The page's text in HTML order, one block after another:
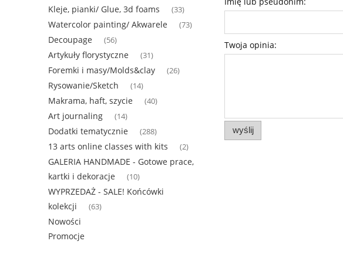
Kleje, pianki/ Glue, 3d foams (33)
Watercolor painting/ Akwarele (73)
Decoupage (56)
Artykuły florystyczne (31)
Foremki i masy/Molds&clay (26)
Rysowanie/Sketch (14)
Makrama, haft, szycie (40)
Art journaling (14)
Dodatki tematycznie (288)
13 arts online classes with kits (2)
GALERIA HANDMADE - Gotowe prace,
kartki i dekoracje
(10)
WYPRZEDAŻ - SALE! Końcówki
kolekcji
(63)
Nowości
Promocje
Twoja opinia:
wyślij